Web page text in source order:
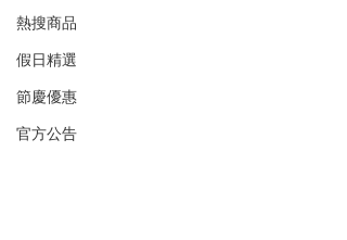
熱搜商品
假日精選
節慶優惠
官方公告